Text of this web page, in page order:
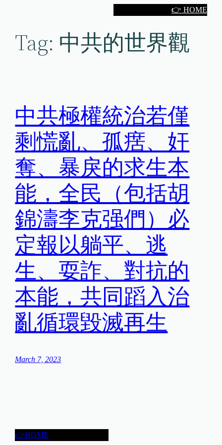
👉 HOME
Tag: 中共的世界觀
中共極權統治若僅
剩慌亂、孤瘔、奸
奪、暴戾的求生本
能，全民（包括胡
錦濤李克强們）必
定報以躺平、逃
生、耍詐、對抗的
本能，共同蹈入治
亂循環毀滅再生
March 7, 2023
👉HOME